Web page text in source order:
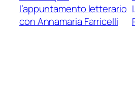
l’appuntamento letterario
con Annamaria Farricelli